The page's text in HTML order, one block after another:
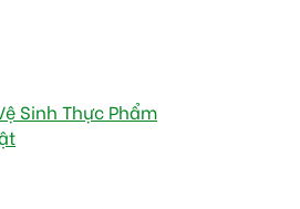
Sinh Thực Phẩm